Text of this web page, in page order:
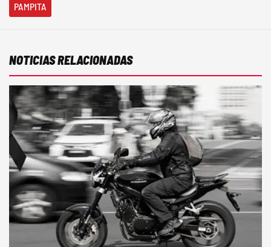
PAMPITA
NOTICIAS RELACIONADAS